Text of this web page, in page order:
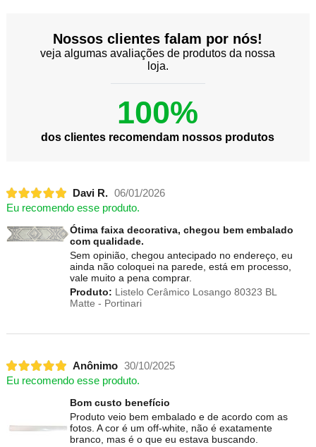
Nossos clientes falam por nós!
veja algumas avaliações de produtos da nossa
loja.
100%
dos clientes recomendam nossos produtos
Davi R. 06/01/2026
Eu recomendo esse produto.
Ótima faixa decorativa, chegou bem embalado
com qualidade.
Sem opinião, chegou antecipado no endereço, eu
ainda não coloquei na parede, está em processo,
vale muito a pena comprar.
Produto: Listelo Cerâmico Losango 80323 BL
Matte - Portinari
Anônimo 30/10/2025
Eu recomendo esse produto.
Bom custo benefício
Produto veio bem embalado e de acordo com as
fotos. A cor é um off-white, não é exatamente
branco, mas é o que eu estava buscando.